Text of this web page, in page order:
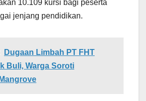
10.109 kursi bagi peserta
jenjang pendidikan.
Dugaan Limbah PT FHT
Buli, Warga Soroti